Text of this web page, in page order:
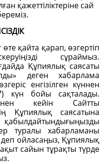
қажеттіліктеріне сай
қайта қарап, өзгертіп
сұраймыз.
Құпиялық саясаты
деген хабарлама
енгізілген күннен
күн бойы сақталады.
кейін Сайтты
Құпиялық саясатына
қабылдайтындығыңызды
туралы хабарламаны
ойласаңыз, Құпиялық
сайын тұрақты түрде